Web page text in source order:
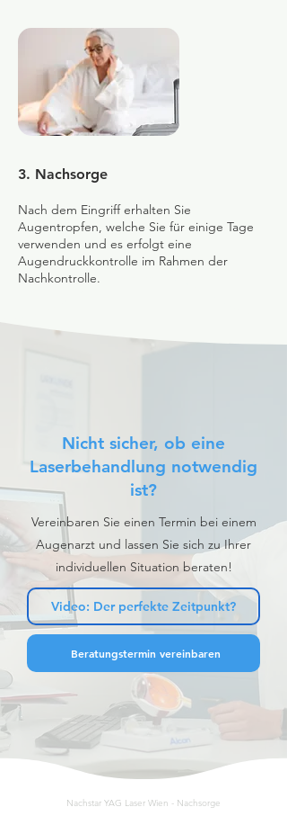
3. Nachsorge
Nach dem Eingriff erhalten Sie
Augentropfen, welche Sie für einige Tage
verwenden und es erfolgt eine
Augendruckkontrolle im Rahmen der
Nachkontrolle.
Nicht sicher, ob eine
Laserbehandlung notwendig
ist?
Vereinbaren Sie einen Termin bei einem
Augenarzt und lassen Sie sich zu Ihrer
individuellen Situation beraten!
Video: Der perfekte Zeitpunkt?
Beratungstermin vereinbaren
Nachstar YAG Laser Wien - Nachsorge